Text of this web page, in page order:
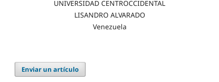
UNIVERSIDAD CENTROCCIDENTAL
LISANDRO ALVARADO
Venezuela
Enviar un artículo